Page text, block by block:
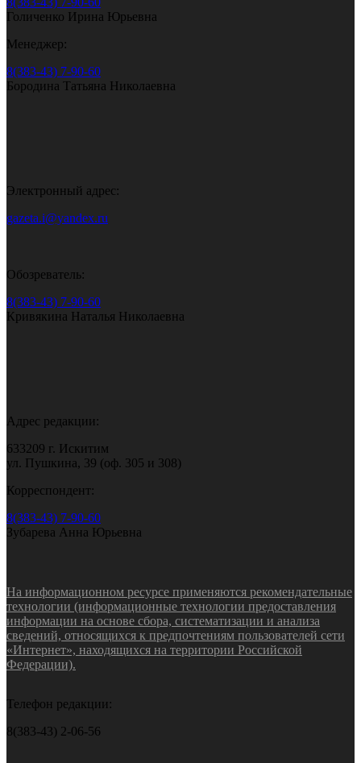
Голиченко Ирина Юрьевна
Менеджер:
8(383-43) 7-90-60
Бородина Татьяна Николаевна
Электронный адрес:
gazeta.i@yandex.ru
Обозреватель:
8(383-43) 7-90-60
Кривякина Наталья Николаевна
Адрес редакции:
633209 г. Искитим
ул. Пушкина, 39 (оф. 305 и 308)
Корреспондент:
8(383-43) 7-90-60
Зубарева Анна Юрьевна
На информационном ресурсе применяются рекомендательные
технологии (информационные технологии предоставления
информации на основе сбора, систематизации и анализа
сведений, относящихся к предпочтениям пользователей сети
«Интернет», находящихся на территории Российской
Федерации).
Телефон редакции:
8(383-43) 2-06-56